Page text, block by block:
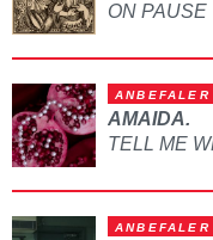
ON PAUSE
ANBEFALER
AMAIDA.
ANBEFALER